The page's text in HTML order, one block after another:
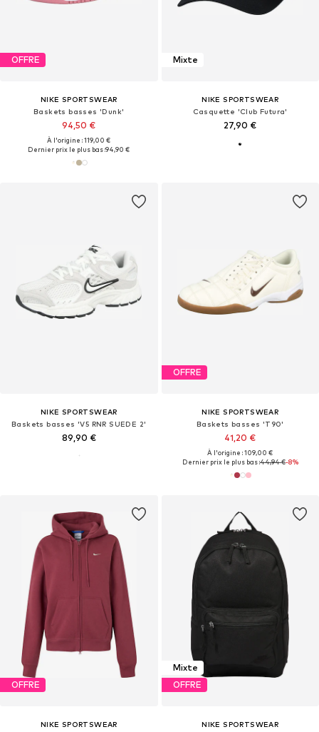
OFFRE
NIKE SPORTSWEAR
Baskets basses 'Dunk'
94,50 €
À l'origine : 119,00 €
Dernier prix le plus bas :94,90 €
Mixte
NIKE SPORTSWEAR
Casquette 'Club Futura'
27,90 €
NIKE SPORTSWEAR
Baskets basses 'V5 RNR SUEDE 2'
89,90 €
OFFRE
NIKE SPORTSWEAR
Baskets basses 'T90'
41,20 €
À l'origine : 109,00 €
Dernier prix le plus bas :44,94 €-8%
OFFRE
NIKE SPORTSWEAR
Mixte
OFFRE
NIKE SPORTSWEAR